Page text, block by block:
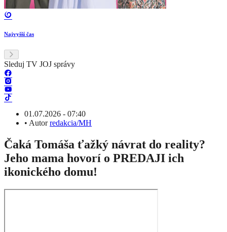
Najvyšší čas
Sleduj TV JOJ správy
01.07.2026 - 07:40
• Autorredakcia/MH
Čaká Tomáša ťažký návrat do reality?
Jeho mama hovorí o PREDAJI ich
ikonického domu!